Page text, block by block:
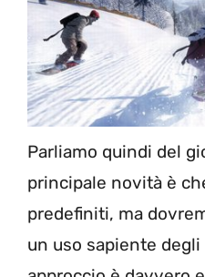
Parliamo quindi del
principale novità è
predefiniti, ma
un uso sapiente